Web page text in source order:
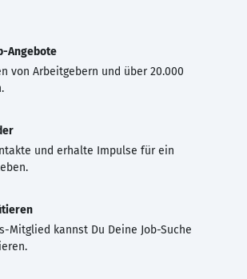
Angebote
von Arbeitgebern und über 20.000
und erhalte Impulse für ein
Mitglied kannst Du Deine Job-Suche